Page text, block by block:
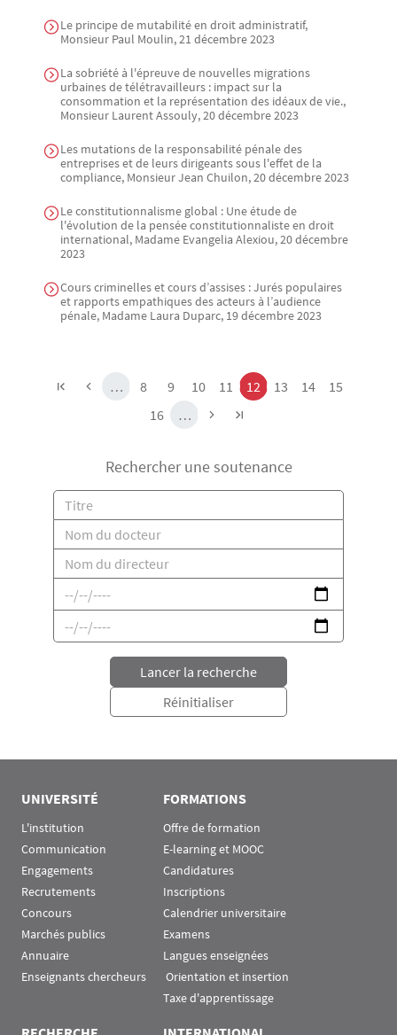
Le principe de mutabilité en droit administratif,
Monsieur Paul Moulin, 21 décembre 2023
La sobriété à l'épreuve de nouvelles migrations
urbaines de télétravailleurs : impact sur la
consommation et la représentation des idéaux de vie.,
Monsieur Laurent Assouly, 20 décembre 2023
Les mutations de la responsabilité pénale des
entreprises et de leurs dirigeants sous l'effet de la
compliance, Monsieur Jean Chuilon, 20 décembre 2023
Le constitutionnalisme global : Une étude de
l'évolution de la pensée constitutionnaliste en droit
international, Madame Evangelia Alexiou, 20 décembre
2023
Cours criminelles et cours d’assises : Jurés populaires
et rapports empathiques des acteurs à l’audience
pénale, Madame Laura Duparc, 19 décembre 2023
… Page
8 Page
9 Page
10 Page
11 Page
12 Page
13 Page
14 Page
15
Page
16 …
Rechercher une soutenance
UNIVERSITÉ
L'institution
Communication
Engagements
Recrutements
Concours
Marchés publics
Annuaire
Enseignants chercheurs
FORMATIONS
Offre de formation
E-learning et MOOC
Candidatures
Inscriptions
Calendrier universitaire
Examens
Langues enseignées
Orientation et insertion
Taxe d'apprentissage